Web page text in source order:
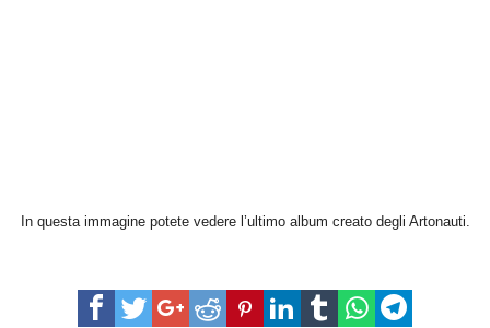
In questa immagine potete vedere l’ultimo album creato degli Artonauti.